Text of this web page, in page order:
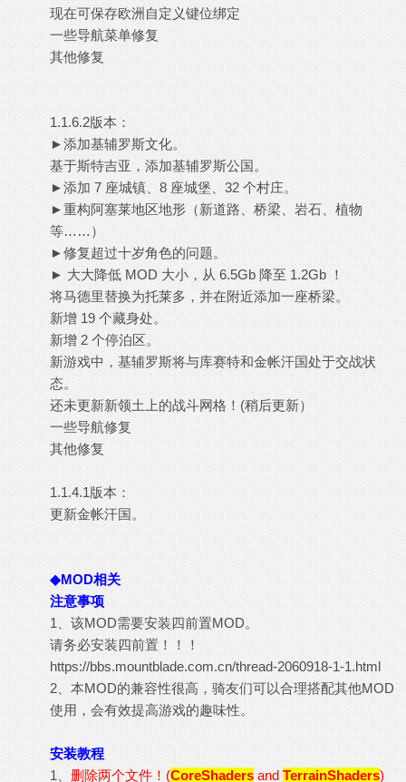
现在可保存欧洲自定义键位绑定
一些导航菜单修复
其他修复
1.1.6.2版本：
►添加基辅罗斯文化。
基于斯特吉亚，添加基辅罗斯公国。
►添加 7 座城镇、8 座城堡、32 个村庄。
►重构阿塞莱地区地形（新道路、桥梁、岩石、植物
等……）
►修复超过十岁角色的问题。
► 大大降低 MOD 大小，从 6.5Gb 降至 1.2Gb ！
将马德里替换为托莱多，并在附近添加一座桥梁。
新增 19 个藏身处。
新增 2 个停泊区。
新游戏中，基辅罗斯将与库赛特和金帐汗国处于交战状
态。
还未更新新领土上的战斗网格！(稍后更新）
一些导航修复
其他修复
1.1.4.1版本：
更新金帐汗国。
◆MOD相关
注意事项
1、该MOD需要安装四前置MOD。
请务必安装四前置！！！
https://bbs.mountblade.com.cn/thread-2060918-1-1.html
2、本MOD的兼容性很高，骑友们可以合理搭配其他MOD
使用，会有效提高游戏的趣味性。
安装教程
1、 删除两个文件！(CoreShaders and TerrainShaders)